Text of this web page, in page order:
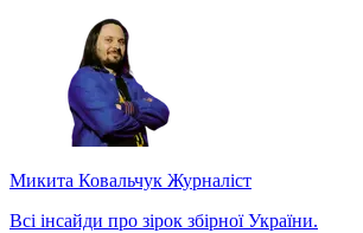
Микита Ковальчук Журналіст
Всі інсайди про зірок збірної України.